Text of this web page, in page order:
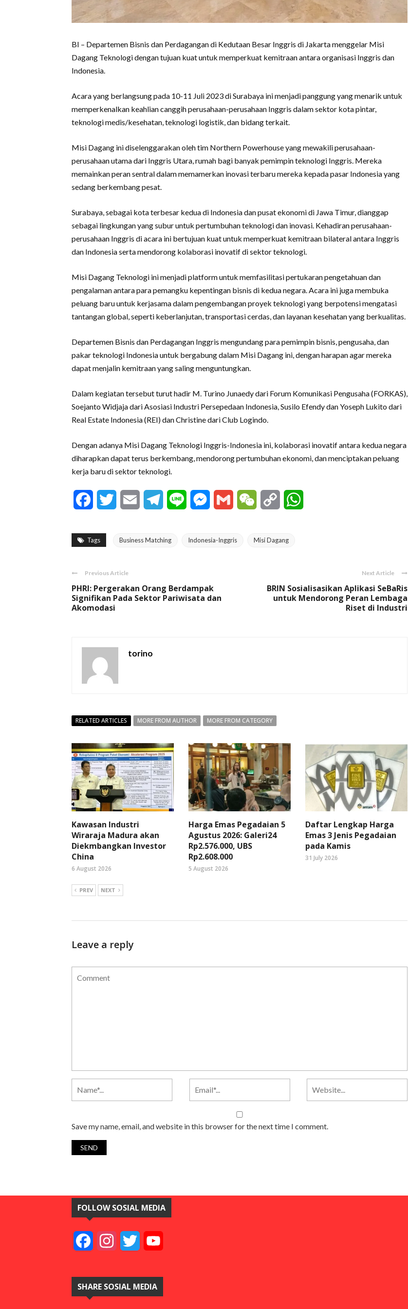
BI – Departemen Bisnis dan Perdagangan di Kedutaan Besar Inggris di Jakarta menggelar Misi
Dagang Teknologi dengan tujuan kuat untuk memperkuat kemitraan antara organisasi Inggris dan
Indonesia.
Acara yang berlangsung pada 10-11 Juli 2023 di Surabaya ini menjadi panggung yang menarik untuk
memperkenalkan keahlian canggih perusahaan-perusahaan Inggris dalam sektor kota pintar,
teknologi medis/kesehatan, teknologi logistik, dan bidang terkait.
Misi Dagang ini diselenggarakan oleh tim Northern Powerhouse yang mewakili perusahaan-
perusahaan utama dari Inggris Utara, rumah bagi banyak pemimpin teknologi Inggris. Mereka
memainkan peran sentral dalam memamerkan inovasi terbaru mereka kepada pasar Indonesia yang
sedang berkembang pesat.
Surabaya, sebagai kota terbesar kedua di Indonesia dan pusat ekonomi di Jawa Timur, dianggap
sebagai lingkungan yang subur untuk pertumbuhan teknologi dan inovasi. Kehadiran perusahaan-
perusahaan Inggris di acara ini bertujuan kuat untuk memperkuat kemitraan bilateral antara Inggris
dan Indonesia serta mendorong kolaborasi inovatif di sektor teknologi.
Misi Dagang Teknologi ini menjadi platform untuk memfasilitasi pertukaran pengetahuan dan
pengalaman antara para pemangku kepentingan bisnis di kedua negara. Acara ini juga membuka
peluang baru untuk kerjasama dalam pengembangan proyek teknologi yang berpotensi mengatasi
tantangan global, seperti keberlanjutan, transportasi cerdas, dan layanan kesehatan yang berkualitas.
Departemen Bisnis dan Perdagangan Inggris mengundang para pemimpin bisnis, pengusaha, dan
pakar teknologi Indonesia untuk bergabung dalam Misi Dagang ini, dengan harapan agar mereka
dapat menjalin kemitraan yang saling menguntungkan.
Dalam kegiatan tersebut turut hadir M. Turino Junaedy dari Forum Komunikasi Pengusaha (FORKAS),
Soejanto Widjaja dari Asosiasi Industri Persepedaan Indonesia, Susilo Efendy dan Yoseph Lukito dari
Real Estate Indonesia (REI) dan Christine dari Club Logindo.
Dengan adanya Misi Dagang Teknologi Inggris-Indonesia ini, kolaborasi inovatif antara kedua negara
diharapkan dapat terus berkembang, mendorong pertumbuhan ekonomi, dan menciptakan peluang
kerja baru di sektor teknologi.
FacebookTwitter Email Telegram
Line Messenger
Gmail WeChat Copy
Tags Business Matching Indonesia-Inggris Misi Dagang
Previous Article
PHRI: Pergerakan Orang Berdampak
Signifikan Pada Sektor Pariwisata dan
Akomodasi
Next Article
BRIN Sosialisasikan Aplikasi SeBaRis
untuk Mendorong Peran Lembaga
Riset di Industri
torino
RELATED ARTICLES MORE FROM AUTHOR MORE FROM CATEGORY
Kawasan Industri
Wiraraja Madura akan
Diekmbangkan Investor
China
6 August 2026
Harga Emas Pegadaian 5
Agustus 2026: Galeri24
Rp2.576.000, UBS
Rp2.608.000
5 August 2026
Daftar Lengkap Harga
Emas 3 Jenis Pegadaian
pada Kamis
31 July 2026
PREV NEXT
Leave a reply
Save my name, email, and website in this browser for the next time I comment.
FOLLOW SOSIAL MEDIA
FacebookInstagramTwitter
SHARE SOSIAL MEDIA